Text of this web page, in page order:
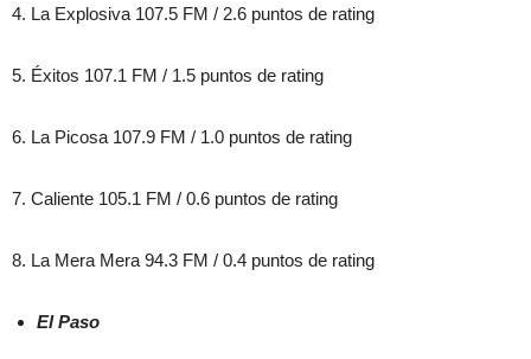
4. La Explosiva 107.5 FM / 2.6 puntos de rating
5. Éxitos 107.1 FM / 1.5 puntos de rating
6. La Picosa 107.9 FM / 1.0 puntos de rating
7. Caliente 105.1 FM / 0.6 puntos de rating
8. La Mera Mera 94.3 FM / 0.4 puntos de rating
El Paso